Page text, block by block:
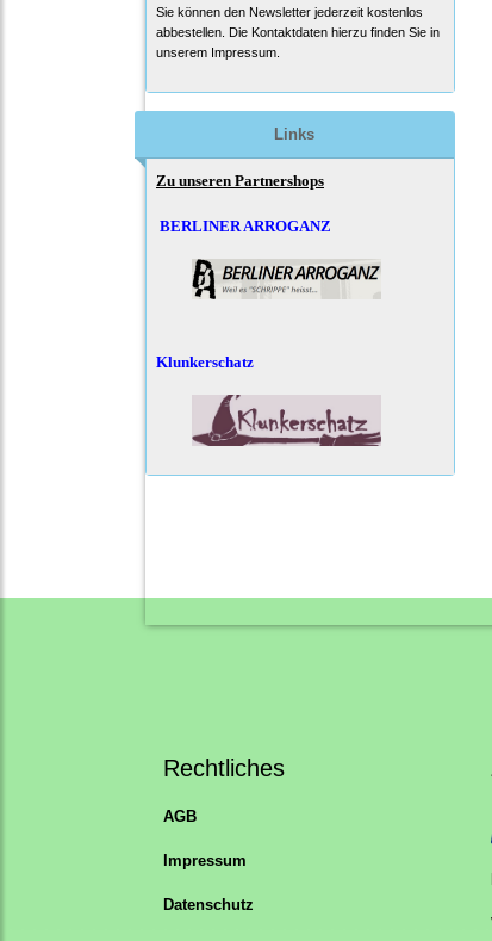
Sie können den Newsletter jederzeit kostenlos
abbestellen. Die Kontaktdaten hierzu finden Sie in
unserem Impressum.
Links
Zu unseren Partnershops
BERLINER ARROGANZ
Klunkerschatz
Rechtliches
AGB
Impressum
Datenschutz